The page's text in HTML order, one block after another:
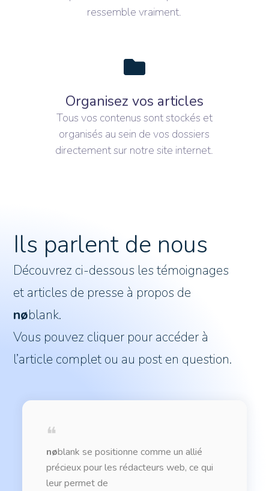
ressemble vraiment.
Organisez vos articles
Tous vos contenus sont stockés et
organisés au sein de vos dossiers
directement sur notre site internet.
Ils parlent de nous
Découvrez ci-dessous les témoignages
et articles de presse à propos de
nøblank.
Vous pouvez cliquer pour accéder à
l’article complet ou au post en question.
❝
nøblank se positionne comme un allié
précieux pour les rédacteurs web, ce qui
leur permet de